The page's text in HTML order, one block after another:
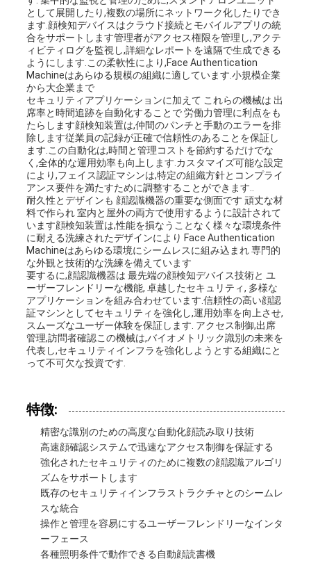
として展開したり,複数の場所にネットワーク化したりでき
ます.顔検知デバイスはクラウド接続とモバイルアプリの統
合をサポートします管理者がアクセス権限を管理し,アクテ
ィビティログを監視し,詳細なレポートを遠隔で生成できる
ようにします.この柔軟性により,Face Authentication
Machineはあらゆる規模の組織に適しています.小規模企業
から大企業まで
セキュリティアプリケーションに加えて これらの機械は 出
席率と時間追跡を自動化することで 労働力管理に利点をも
たらします顔検知装置は,仲間のパンチと手動のエラーを排
除します従業員の記録が正確で信頼性のあることを保証し
ます.この自動化は,時間と管理コストを節約するだけでな
く,全体的な運用効率も向上します.カスタマイズ可能な設定
により,フェイス認証マシンは,特定の組織方針とコンプライ
アンス要件を満たすために調整することができます..
耐久性とデザインも 顔認識機器の重要な側面です 頑丈な材
料で作られ 室内と屋外の両方で使用するように設計されて
います顔検知装置は,性能を損なうことなく様々な環境条件
に耐える洗練されたデザインにより Face Authentication
Machineはあらゆる環境にシームレスに組み込まれ 専門的
な外観と技術的な洗練を備えています
要するに,顔認識機器は 最先端の顔検知デバイス技術と ユ
ーザーフレンドリーな機能, 卓越したセキュリティ, 多様な
アプリケーションを組み合わせています.信頼性の高い顔認
証マシンとしてセキュリティを強化し,運用効率を向上させ,
スムーズなユーザー体験を保証します. アクセス制御,出席
管理,訪問者確認この機械は,バイオメトリック識別の未来を
代表し,セキュリティインフラを強化しようとする組織にと
って不可欠な投資です.
特徴:
精密な識別のための高度な自動化顔読み取り技術
高速顔確認システムで迅速なアクセス制御を保証する
強化されたセキュリティのために複数の顔認識アルゴリ
ズムをサポートします
既存のセキュリティインフラストラクチャとのシームレ
スな統合
操作と管理を容易にするユーザーフレンドリーなインタ
ーフェース
各種照明条件で動作できる自動顔読書機